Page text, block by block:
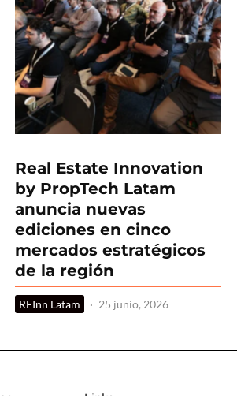
Real Estate Innovation
by PropTech Latam
anuncia nuevas
ediciones en cinco
mercados estratégicos
de la región
REInn Latam · 25 junio, 2026